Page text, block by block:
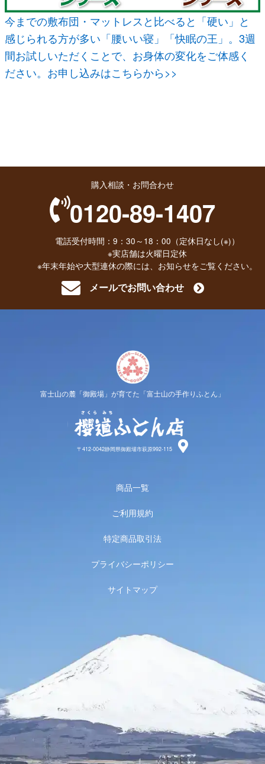
今までの敷布団・マットレスと比べると「硬い」と
感じられる方が多い「腰いい寝」「快眠の王」。3週
間お試しいただくことで、お身体の変化をご体感く
ださい。お申し込みはこちらから>>
購入相談・お問合わせ
0120-89-1407
電話受付時間：9：30～18：00（定休日なし(※)）
※実店舗は火曜日定休
※年末年始や大型連休の際には、お知らせをご覧ください。
メールでお問い合わせ
富士山の麓「御殿場」が育てた「富士山の手作りふとん」
〒412-0042静岡県御殿場市萩原992-115
商品一覧
ご利用規約
特定商品取引法
プライバシーポリシー
サイトマップ